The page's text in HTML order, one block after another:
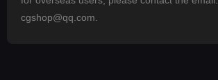
cgshop@qq.com.